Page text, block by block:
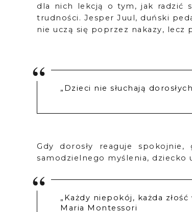
dla nich lekcją o tym, jak radzić
trudności. Jesper Juul, duński
nie uczą się poprzez nakazy, lecz
„Dzieci nie słuchają
Gdy dorosły reaguje
samodzielnego myślenia, dziecko
„Każdy niepokój, każda
Maria Montessori